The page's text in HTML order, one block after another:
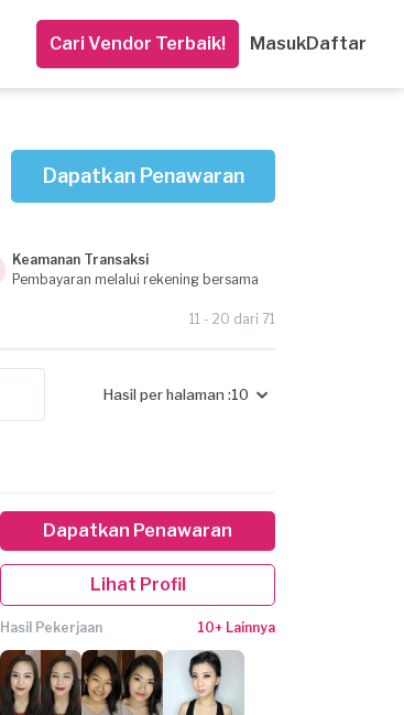
Cari Vendor Terbaik! MasukDaftar
Dapatkan Penawaran
Keamanan Transaksi
Pembayaran melalui rekening bersama
11 - 20 dari 71
Hasil per halaman :10
Dapatkan Penawaran
Lihat Profil
Hasil Pekerjaan 10+ Lainnya